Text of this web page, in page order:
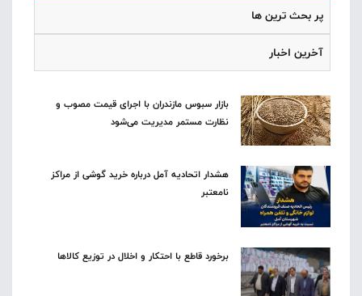
پر بحث ترین ها
آخرین اخبار
بازار سبوس مازندران با اجرای قیمت مصوب و
نظارت مستمر مدیریت می‌شود
هشدار اتحادیه آمل درباره خرید گوشی از مراکز
نامعتبر
برخورد قاطع با احتکار و اخلال در توزیع کالاها